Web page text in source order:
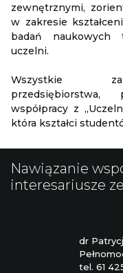
zewnętrznymi,
w zakresie
badań naukowych
uczelni.
Wszystkie
współpracy z
która kształci
Nawiązanie
interesariusze
dr
tel. 61